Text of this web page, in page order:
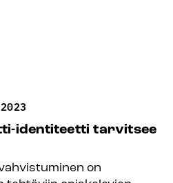
identiteetti tarvitsee
on